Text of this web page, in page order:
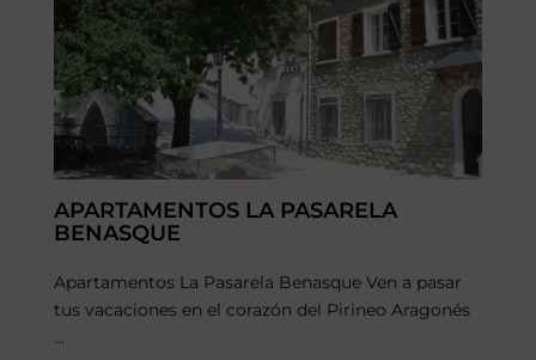
APARTAMENTOS LA PASARELA
BENASQUE
Apartamentos La Pasarela Benasque Ven a pasar
tus vacaciones en el corazón del Pirineo Aragonés
...